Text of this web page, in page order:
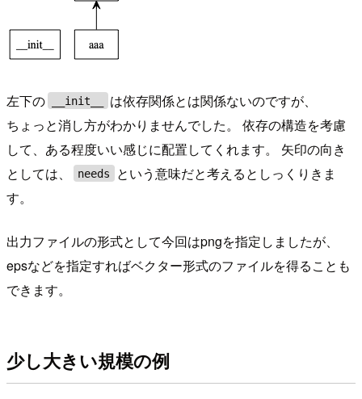
左下の __init__
は依存関係とは関係ないのですが、
ちょっと消し方がわかりませんでした。 依存の構造を考慮
して、ある程度いい感じに配置してくれます。 矢印の向き
としては、
needs
という意味だと考えるとしっくりきま
す。
出力ファイルの形式として今回はpngを指定しましたが、
epsなどを指定すればベクター形式のファイルを得ることも
できます。
少し大きい規模の例